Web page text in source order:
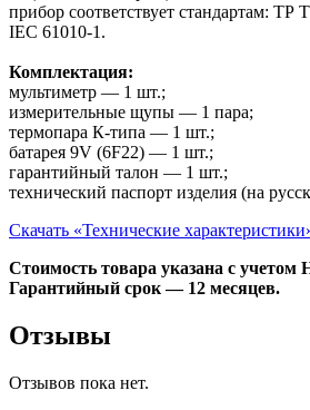
прибор соответствует стандартам: ТР
IEC 61010-1.
Комплектация:
мультиметр — 1 шт.;
измерительные щупы — 1 пара;
термопара К-типа — 1 шт.;
батарея 9V (6F22) — 1 шт.;
гарантийный талон — 1 шт.;
технический паспорт изделия (на
Скачать «Технические
Стоимость товара указана с учетом
Гарантийный срок — 12 месяцев.
Отзывы
Отзывов пока нет.